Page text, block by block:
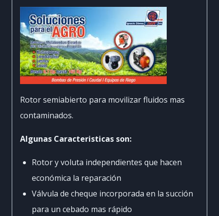
Rotor semiabierto para movilizar fluidos mas
contaminados.
Algunas Caracteristicas son:
Rotor y voluta independientes que hacen
económica la reparación
Válvula de cheque incorporada en la succión
para un cebado mas rápido